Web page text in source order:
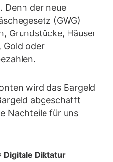
Denn der neue
(GWG)
Grundstücke, Häuser
Gold oder
wird das Bargeld
abgeschafft
Nachteile für uns
Digitale Diktatur